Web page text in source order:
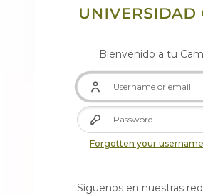
Bienvenido a tu
Username or email
Password
Forgotten your
Síguenos en nuestras